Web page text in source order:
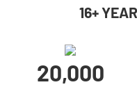
16+
20,000